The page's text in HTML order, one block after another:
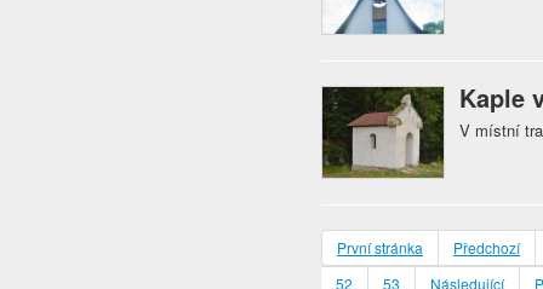
Kaple
V místní
První stránka
Předchozí
52
53 Následující